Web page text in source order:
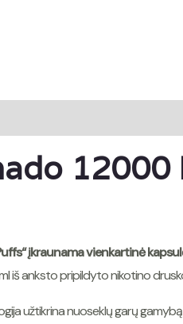
12000
įkraunama vienkartinė
iš anksto pripildyto nikotino
užtikrina nuoseklų garų